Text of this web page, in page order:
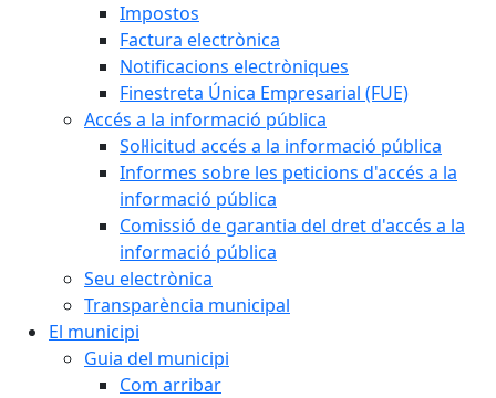
Impostos
Factura electrònica
Notificacions electròniques
Finestreta Única Empresarial (FUE)
Accés a la informació pública
Sol·licitud accés a la informació pública
Informes sobre les peticions d'accés a la
informació pública
Comissió de garantia del dret d'accés a la
informació pública
Seu electrònica
Transparència municipal
El municipi
Guia del municipi
Com arribar